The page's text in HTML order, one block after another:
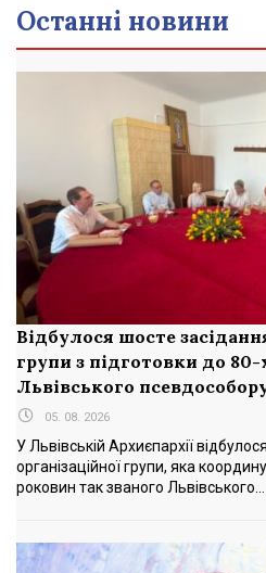
Останні новини
Відбулося шосте
групи з підготовки до
Львівського
05. 08. 2026
У Львівській Архиєпархії
організаційної групи, яка
роковин так званого Львівського...